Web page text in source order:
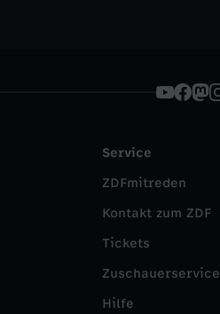
Service
ZDFmitreden
Kontakt zum ZDF
Tickets
Zuschauerservice
Hilfe